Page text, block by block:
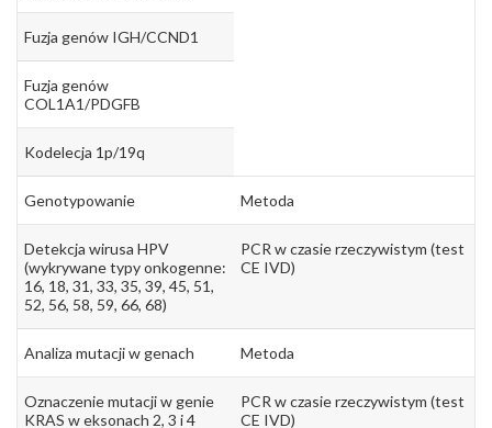
Fuzja genów IGH/CCND1
Fuzja genów
COL1A1/PDGFB
Kodelecja 1p/19q
Genotypowanie Metoda
Detekcja wirusa HPV
(wykrywane typy onkogenne:
16, 18, 31, 33, 35, 39, 45, 51,
52, 56, 58, 59, 66, 68)
PCR w czasie rzeczywistym (test
CE IVD)
Analiza mutacji w genach Metoda
Oznaczenie mutacji w genie
KRAS w eksonach 2, 3 i 4
PCR w czasie rzeczywistym (test
CE IVD)